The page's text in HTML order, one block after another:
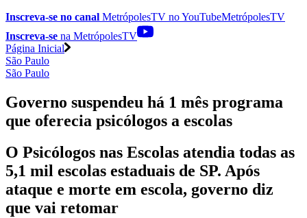
Inscreva-se no canal MetrópolesTV noYouTubeMetrópolesTV
Inscreva-se na MetrópolesTV
Página Inicial
São Paulo
São Paulo
Governo suspendeu há 1 mês programa
que oferecia psicólogos a escolas
O Psicólogos nas Escolas atendia todas as
5,1 mil escolas estaduais de SP. Após
ataque e morte em escola, governo diz
que vai retomar